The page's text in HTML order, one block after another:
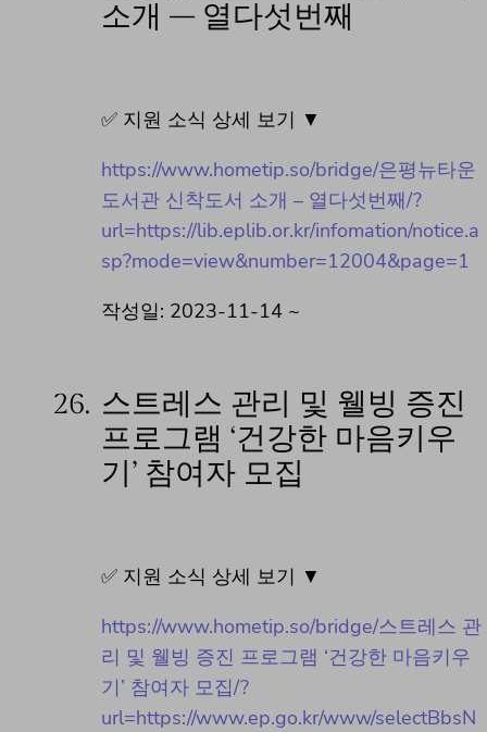
소개 – 열다섯번째
✅ 지원 소식 상세 보기 ▼
https://www.hometip.so/bridge/은평뉴타운
도서관 신착도서 소개 – 열다섯번째/?
url=https://lib.eplib.or.kr/infomation/notice.a
sp?mode=view&number=12004&page=1
작성일: 2023-11-14 ~
26. 스트레스 관리 및 웰빙 증진
프로그램 ‘건강한 마음키우
기’ 참여자 모집
✅ 지원 소식 상세 보기 ▼
https://www.hometip.so/bridge/스트레스 관
리 및 웰빙 증진 프로그램 ‘건강한 마음키우
기’ 참여자 모집/?
url=https://www.ep.go.kr/www/selectBbsN